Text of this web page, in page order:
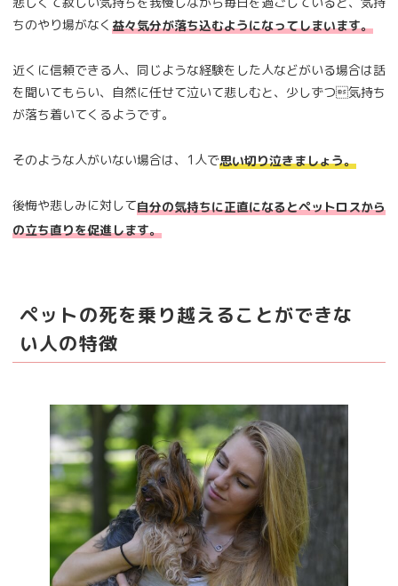
ちのやり場がなく 益々気分が落ち込むようになってしまいます。
近くに信頼できる人、同じような経験をした人などがいる場合は話
を聞いてもらい、自然に任せて泣いて悲しむと、少しずつ気持ち
が落ち着いてくるようです。
そのような人がいない場合は、1人で思い切り泣きましょう。
後悔や悲しみに対して自分の気持ちに正直になるとペットロスから
の立ち直りを促進します。
ペットの死を乗り越えることができな
い人の特徴